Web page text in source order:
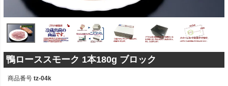
鴨ローススモーク 1本180g ブロック
商品番号 tz-04k